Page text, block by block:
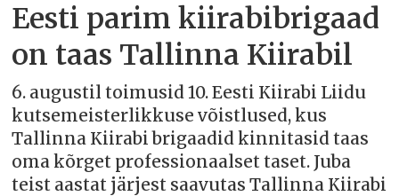
Eesti parim kiirabibrigaad
on taas Tallinna Kiirabil
6. augustil toimusid 10. Eesti Kiirabi Liidu
kutsemeisterlikkuse võistlused, kus
Tallinna Kiirabi brigaadid kinnitasid taas
oma kõrget professionaalset taset. Juba
teist aastat järjest saavutas Tallinna Kiirabi